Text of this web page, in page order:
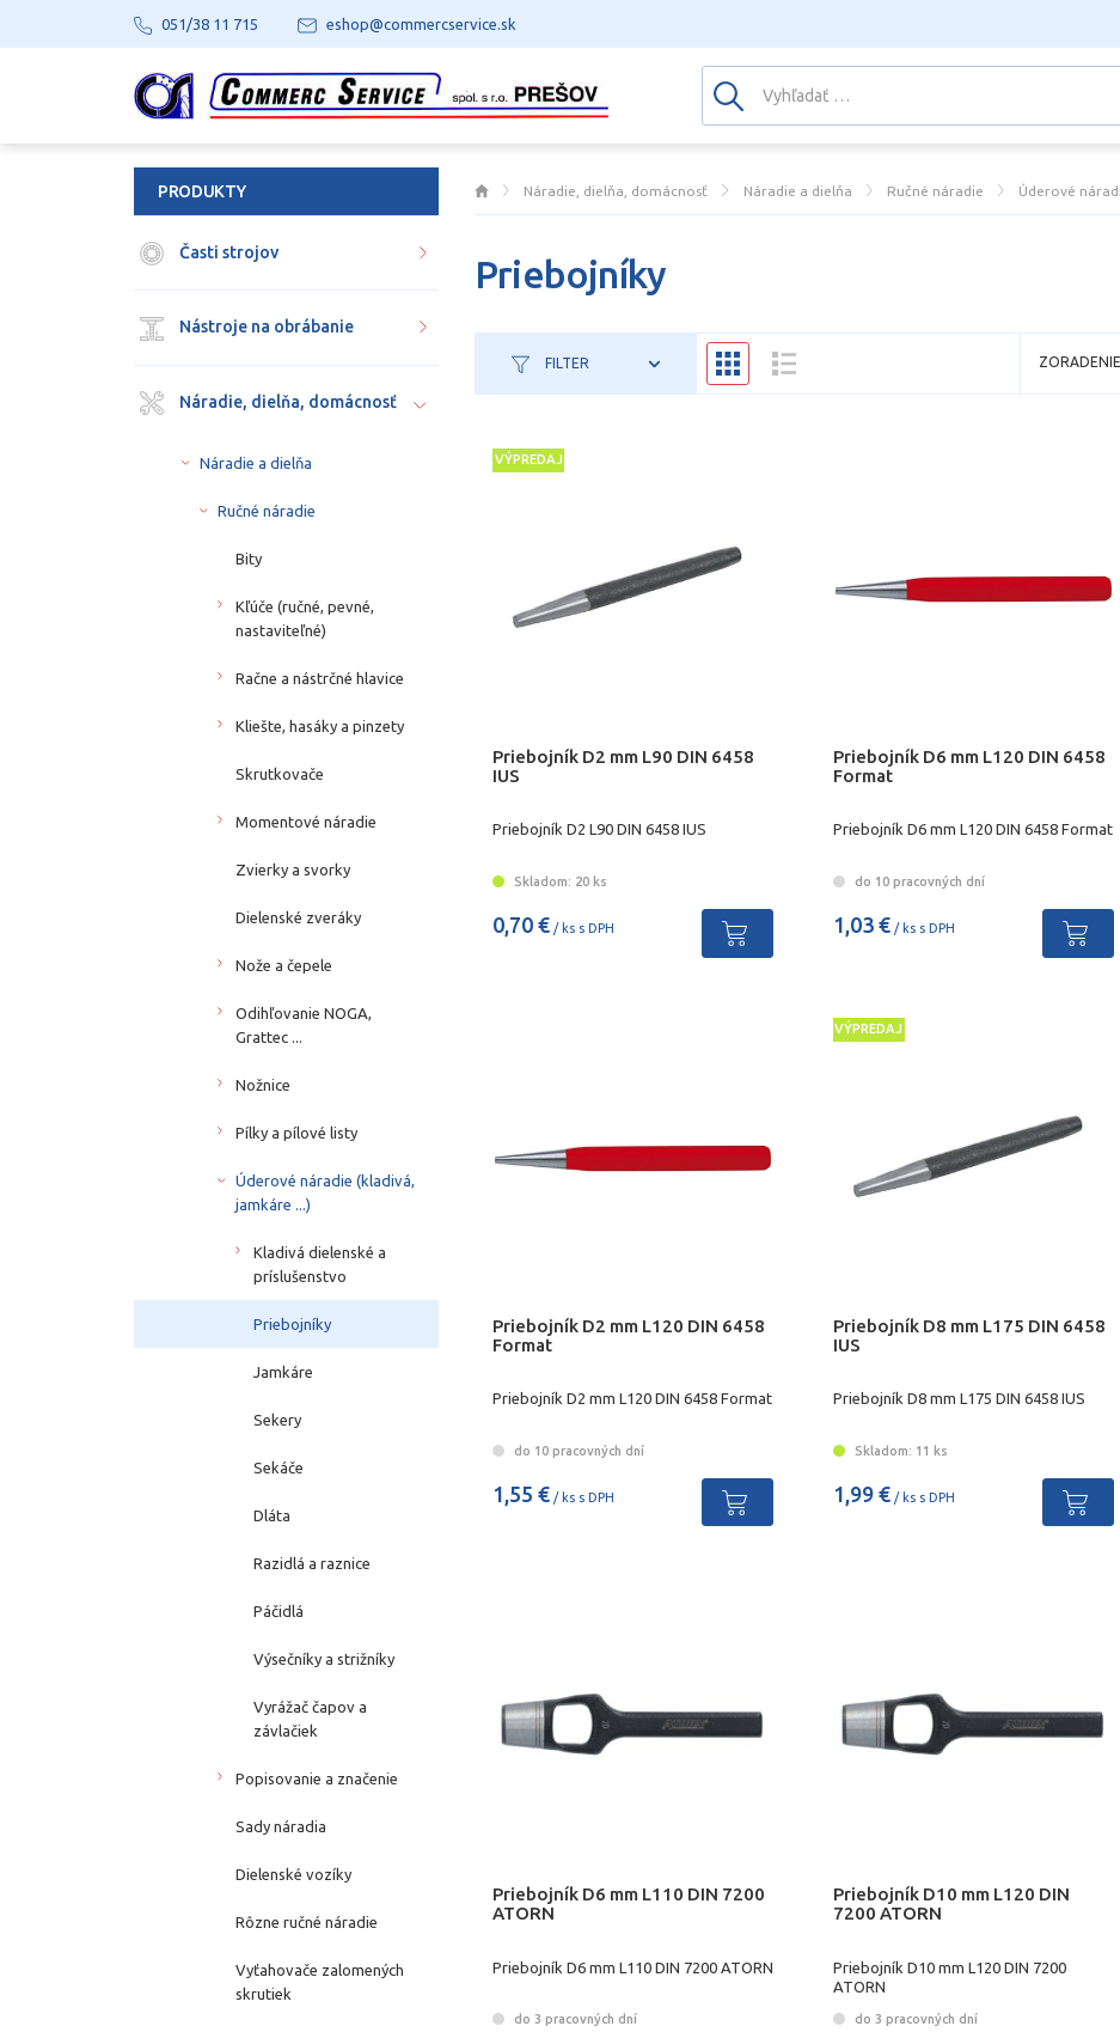
Náradie, dielňa, domácnosť Náradie a dielňa Ručné náradie Úderové
Priebojníky
FILTER
VÝPREDAJ
Priebojník D2 mm L90 DIN 6458
IUS
Priebojník D2 L90 DIN 6458 IUS
Skladom: 20 ks
0,70 € / ks s DPH
Priebojník D6 mm L120 DIN 6458
Format
Priebojník D6 mm L120 DIN 6458 Format
do 10 pracovných dní
1,03 €/ ks s DPH
Priebojník D2 mm L120 DIN 6458
Format
Priebojník D2 mm L120 DIN 6458 Format
do 10 pracovných dní
1,55 € / ks s DPH
VÝPREDAJ
Priebojník D8 mm L175 DIN 6458
IUS
Priebojník D8 mm L175 DIN 6458 IUS
Skladom: 11 ks
1,99 €/ ks s DPH
Priebojník D6 mm L110 DIN 7200
ATORN
Priebojník D6 mm L110 DIN 7200 ATORN
do 3 pracovných dní
Priebojník D10 mm L120 DIN
7200 ATORN
Priebojník D10 mm L120 DIN 7200
ATORN
do 3 pracovných dní
PRODUKTY
Časti strojov
Nástroje na obrábanie
Náradie, dielňa, domácnosť
Náradie a dielňa
Ručné náradie
Bity
Kľúče (ručné, pevné,
nastaviteľné)
Račne a nástrčné hlavice
Kliešte, hasáky a pinzety
Skrutkovače
Momentové náradie
Zvierky a svorky
Dielenské zveráky
Nože a čepele
Odihľovanie NOGA,
Grattec ...
Nožnice
Pílky a pílové listy
Úderové náradie (kladivá,
jamkáre ...)
Kladivá dielenské a
príslušenstvo
Priebojníky
Jamkáre
Sekery
Sekáče
Dláta
Razidlá a raznice
Páčidlá
Výsečníky a strižníky
Vyrážač čapov a
závlačiek
Popisovanie a značenie
Sady náradia
Dielenské vozíky
Rôzne ručné náradie
Vyťahovače zalomených
skrutiek
051/38 11 715 eshop@commercservice.sk